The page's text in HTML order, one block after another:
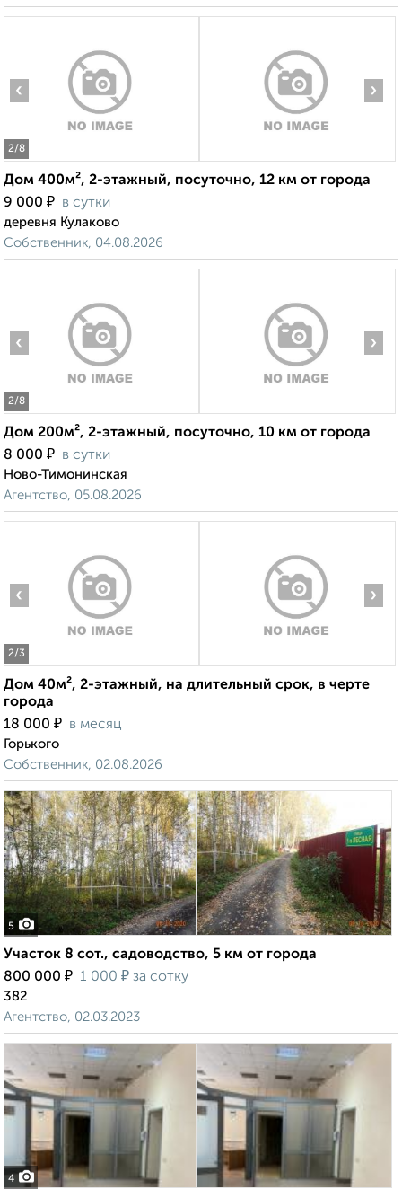
2/8
‹ ›
Дом 400м², 2-этажный, посуточно, 12 км от города
9 000 ₽ в сутки
деревня Кулаково
Собственник, 04.08.2026
2/8
‹ ›
Дом 200м², 2-этажный, посуточно, 10 км от города
8 000 ₽ в сутки
Ново-Тимонинская
Агентство, 05.08.2026
2/3
‹ ›
Дом 40м², 2-этажный, на длительный срок, в черте
города
18 000 ₽ в месяц
Горького
Собственник, 02.08.2026
5
Участок 8 сот., садоводство, 5 км от города
800 000 ₽ 1 000 ₽ за сотку
382
Агентство, 02.03.2023
4